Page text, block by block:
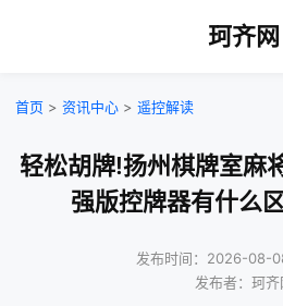
珂齐网
首页 > 资讯中心 > 遥控解读
轻松胡牌!扬州棋牌室麻
强版控牌器有什么
发布时间：2026-08-
发布者：珂齐